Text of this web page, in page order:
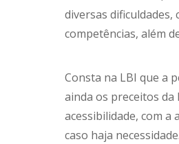
diversas dificuldades,
competências, além
Consta na LBI que a
ainda os preceitos
acessibilidade, com
caso haja necessidade.